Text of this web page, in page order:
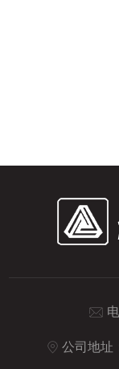
公司地址